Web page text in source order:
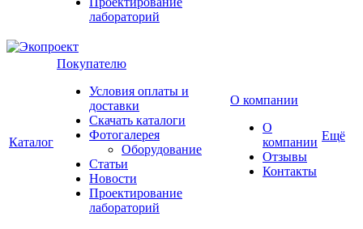
лабораторий
Каталог
Покупателю
Условия оплаты и
доставки
Скачать каталоги
Фотогалерея
Оборудование
Статьи
Новости
Проектирование
лабораторий
О компании
О
компании
Отзывы
Контакты
Ещё